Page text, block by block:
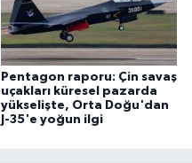
Pentagon raporu: Çin savaş
uçakları küresel pazarda
yükselişte, Orta Doğu'dan
J-35'e yoğun ilgi